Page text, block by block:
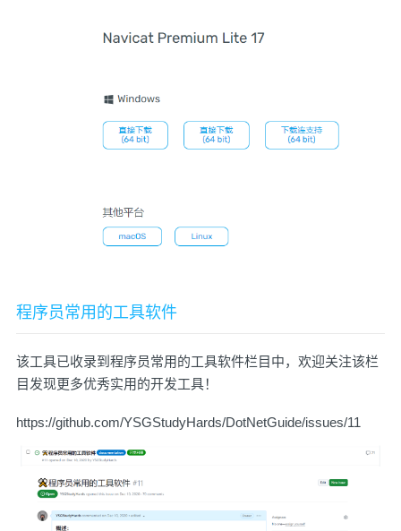
程序员常用的工具软件
该工具已收录到程序员常用的工具软件栏目中，欢迎关注该栏
目发现更多优秀实用的开发工具！
https://github.com/YSGStudyHards/DotNetGuide/issues/11